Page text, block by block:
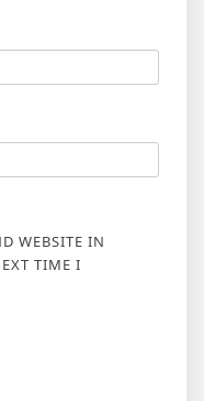
WEBSITE IN
TIME I